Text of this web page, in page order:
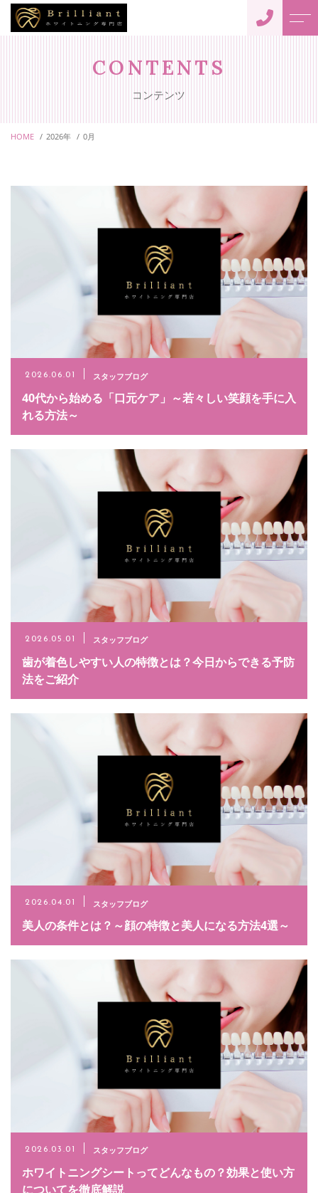
メニュー
プレミアムホワイトニング
コンテンツ
ご予約
お問い合わせ
024-953-5828
CONTACT
CONTENTS
コンテンツ
HOME 2026年 0月
2026.06.01 スタッフブログ
40代から始める「口元ケア」～若々しい笑顔を手に入
れる方法～
2026.05.01 スタッフブログ
歯が着色しやすい人の特徴とは？今日からできる予防
法をご紹介
2026.04.01 スタッフブログ
美人の条件とは？～顔の特徴と美人になる方法4選～
2026.03.01 スタッフブログ
ホワイトニングシートってどんなもの？効果と使い方
についてを徹底解説